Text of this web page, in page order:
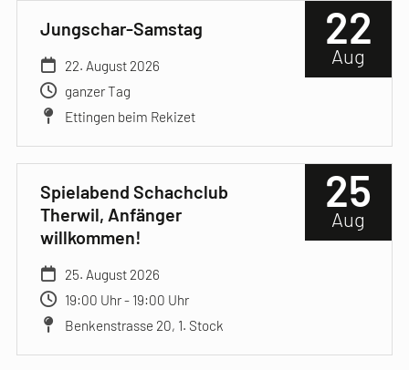
22
Aug
Jungschar-Samstag
22. August 2026
ganzer Tag
Ettingen beim Rekizet
25
Aug
Spielabend Schachclub
Therwil, Anfänger
willkommen!
25. August 2026
19:00 Uhr - 19:00 Uhr
Benkenstrasse 20, 1. Stock